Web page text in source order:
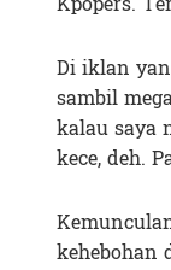
Di iklan
sambil
kalau saya
kece, deh.
kehebohan